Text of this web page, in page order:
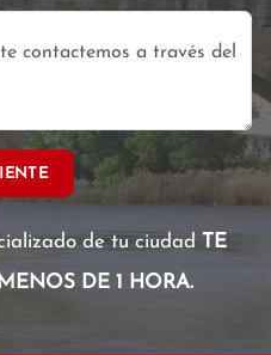
de tu ciudadTE
DE 1 HORA.